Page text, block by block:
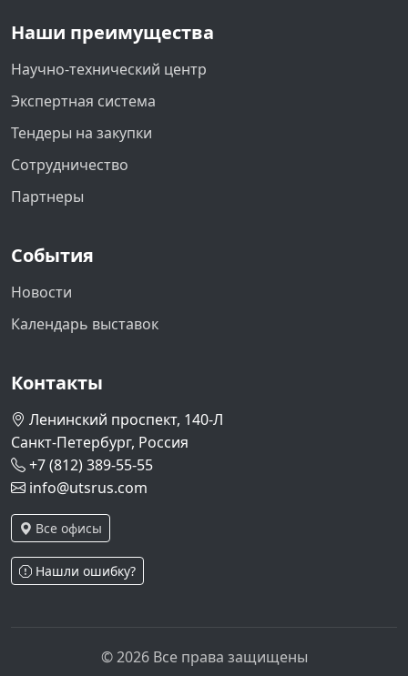
Наши преимущества
Научно-технический центр
Экспертная система
Тендеры на закупки
Сотрудничество
Партнеры
События
Новости
Календарь выставок
Контакты
Ленинский проспект, 140-Л
Санкт-Петербург, Россия
+7 (812) 389-55-55
info@utsrus.com
Все офисы
Нашли ошибку?
© 2026 Все права защищены